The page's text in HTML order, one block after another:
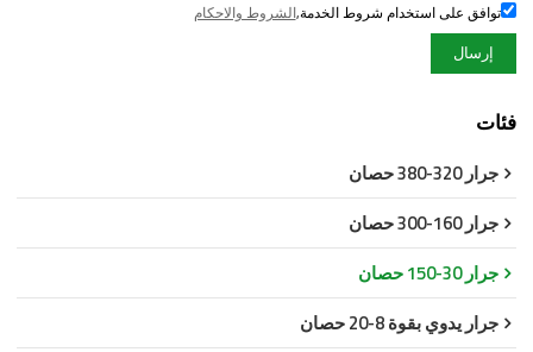
توافق على استخدام شروط الخدمة,الشروط والاحكام
إرسال
فئات
جرار 320-380 حصان
جرار 160-300 حصان
جرار 30-150 حصان
جرار يدوي بقوة 8-20 حصان